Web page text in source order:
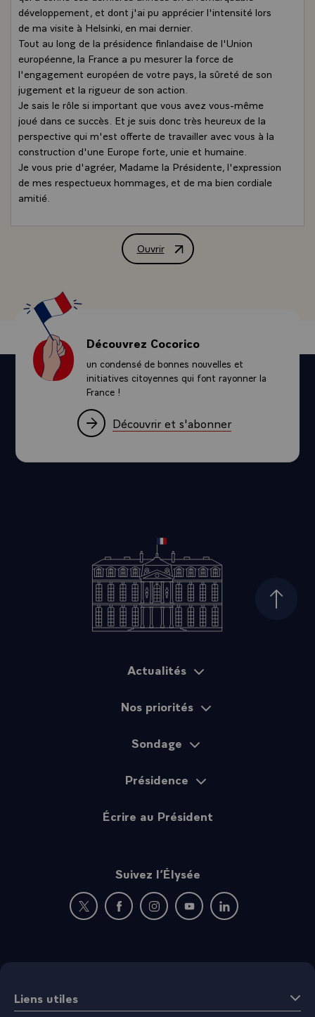
développement, et dont j'ai pu apprécier l'intensité lors
de ma visite à Helsinki, en mai dernier.
Tout au long de la présidence finlandaise de l'Union
européenne, la France a pu mesurer la force de
l'engagement européen de votre pays, la sûreté de son
jugement et la rigueur de son action.
Je sais le rôle si important que vous avez vous-même
joué dans ce succès. Et je suis donc très heureux de la
perspective qui m'est offerte de travailler avec vous à la
construction d'une Europe forte, unie et humaine.
Je vous prie d'agréer, Madame la Présidente, l'expression
de mes respectueux hommages, et de ma bien cordiale
amitié.
Ouvrir
Lettre de félicitations de M. Jacques
Découvrez Cocorico
un condensé de bonnes nouvelles et
initiatives citoyennes qui font rayonner la
France !
Découvrir et s'abonner
Haut
Actualités
Nos priorités
Sondage
Présidence
Écrire au Président
Suivez l’Élysée
Nouvelle fenêtre : rejoignez-nous sur Twitter
Nouvelle fenêtre : rejoignez-nous sur
Nouvelle fenêtre : rejoignez-nous
Nouvelle fenêtre :
Nouvelle fenêtre :
Liens utiles